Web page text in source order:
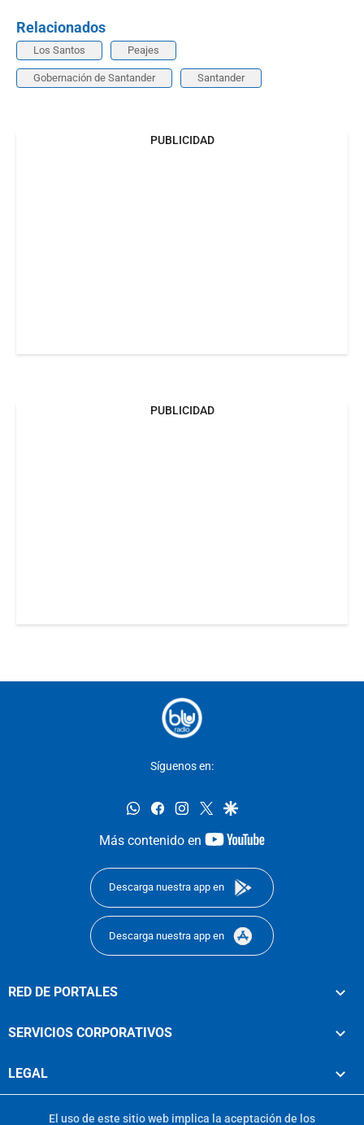
Relacionados
Los Santos Peajes
Gobernación de Santander Santander
PUBLICIDAD
PUBLICIDAD
Síguenos en:
whatsappfacebookinstagram
twittergoogle
Más contenido en
youtube-
Descarga nuestra app en
Descarga nuestra app en
RED DE PORTALES
SERVICIOS CORPORATIVOS
LEGAL
El uso de este sitio web implica la aceptación de los